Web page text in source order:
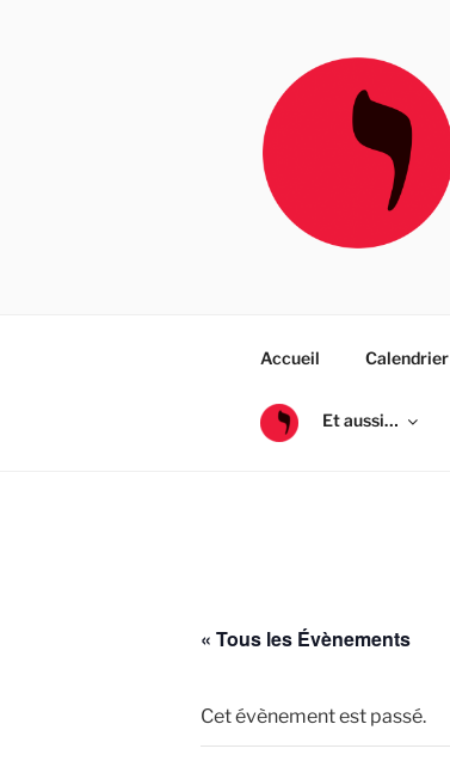
Accueil Calendrier
Et aussi…
« Tous les Évènements
Cet évènement est passé.